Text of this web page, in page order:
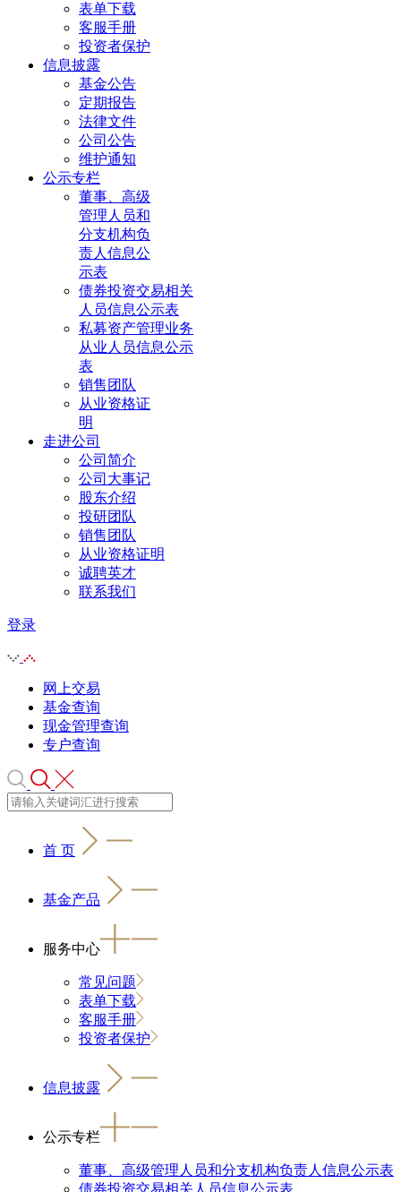
表单下载
客服手册
投资者保护
信息披露
基金公告
定期报告
法律文件
公司公告
维护通知
公示专栏
董事、高级
管理人员和
分支机构负
责人信息公
示表
债券投资交易相关
人员信息公示表
私募资产管理业务
从业人员信息公示
表
销售团队
从业资格证
明
走进公司
公司简介
公司大事记
股东介绍
投研团队
销售团队
从业资格证明
诚聘英才
联系我们
登录
网上交易
基金查询
现金管理查询
专户查询
首 页
基金产品
服务中心
常见问题
表单下载
客服手册
投资者保护
信息披露
公示专栏
董事、高级管理人员和分支机构负责人信息公示表
债券投资交易相关人员信息公示表